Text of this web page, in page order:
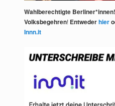
Wahlberechtigte
Volksbegehren! Entwederhier
Innn.it